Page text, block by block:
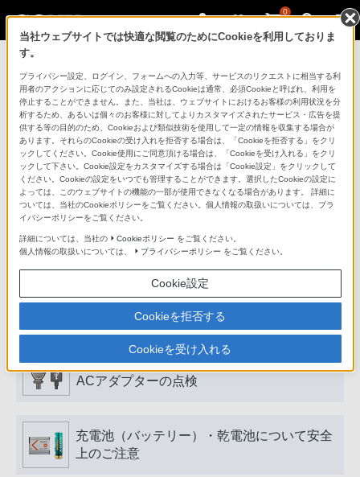
0
製品を安全に、安心してご使用いただ
くために
日常の清掃・点検が大切です。安全のため取扱説明書を
よく読みましょう。
製品に関する重要なお知らせ
安全で上手な使いかた
愛情点検のおすすめ
電源プラグ・コード、USB端子・ケーブル、
ACアダプターの点検
充電池（バッテリー）・乾電池について安全
上のご注意
当社ウェブサイトでは快適な閲覧のためにCookieを利用しておりま
す。
プライバシー設定、ログイン、フォームへの入力等、サービスのリクエストに相当する利
用者のアクションに応じてのみ設定されるCookieは通常、必須Cookieと呼ばれ、利用を
停止することができません。また、当社は、ウェブサイトにおけるお客様の利用状況を分
析するため、あるいは個々のお客様に対してよりカスタマイズされたサービス・広告を提
供する等の目的のため、Cookieおよび類似技術を使用して一定の情報を収集する場合が
あります。それらのCookieの受け入れを拒否する場合は、「Cookieを拒否する」をクリ
ックしてください。Cookie使用にご同意頂ける場合は、「Cookieを受け入れる」をクリ
ックして下さい。Cookie設定をカスタマイズする場合は「Cookie設定」をクリックして
ください。Cookieの設定をいつでも管理することができます。選択したCookieの設定に
よっては、このウェブサイトの機能の一部が使用できなくなる場合があります。 詳細に
ついては、当社のCookieポリシーをご覧ください。個人情報の取扱いについては、プラ
イバシーポリシーをご覧ください。
詳細については、当社の Cookieポリシー をご覧ください。
個人情報の取扱いについては、
プライバシーポリシー をご覧ください。
Cookie設定
Cookieを拒否する
Cookieを受け入れる